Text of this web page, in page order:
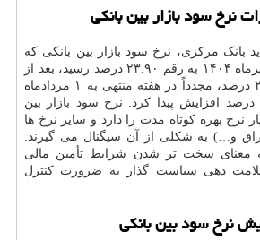
نرخ سود بازار بین بانکی
بانک مرکزی، نرخ سود بازار بین بانکی که
در هفته منتهی به ۱۸ تیرماه ۱۴۰۴ به رقم ۲۳.۹۰ درصد رسید، بعد از
کاهش محدود به ۲۳.۶۴ درصد، مجدداً در هفته منتهی به ۱ مردادماه
۱۴۰۴ به سطح ۲۳.۸۹ درصد افزایش پیدا کرد. نرخ سود بازار بین
نرخ بهره کوتاه مدت را دارد و سایر نرخ ها
و…) به شکلی از آن سیگنال می گیرند.
معنای سخت تر شدن شرایط تأمین مالی
علامت دهی سیاست گذار به ضرورت کنترل
نرخ سود بین بانکی